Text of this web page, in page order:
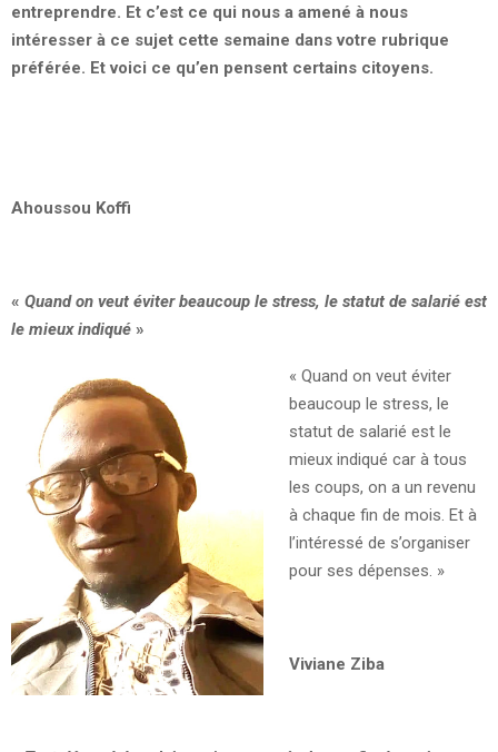
entreprendre. Et c’est ce qui nous a amené à nous
intéresser à ce sujet cette semaine dans votre rubrique
préférée. Et voici ce qu’en pensent certains citoyens.
Ahoussou Koffi
« Quand on veut éviter beaucoup le stress, le statut de salarié est
le mieux indiqué »
« Quand on veut éviter
beaucoup le stress, le
statut de salarié est le
mieux indiqué car à tous
les coups, on a un revenu
à chaque fin de mois. Et à
l’intéressé de s’organiser
pour ses dépenses. »
Viviane Ziba